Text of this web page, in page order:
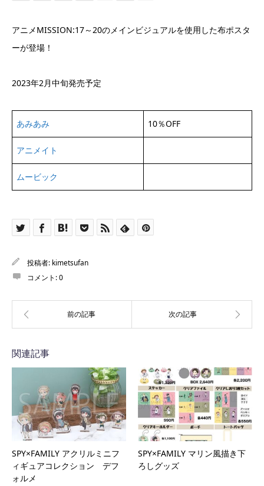
アニメMISSION:17～20のメインビジュアルを使用した布ポスタ
ーが登場！
2023年2月中旬発売予定
あみあみ 10％OFF
アニメイト
ムービック
投稿者: kimetsufan
コメント:0
関連記事
SPY×FAMILY アクリルミニフ
ィギュアコレクション デフ
ォルメ
SPY×FAMILY マリン風描き下
ろしグッズ